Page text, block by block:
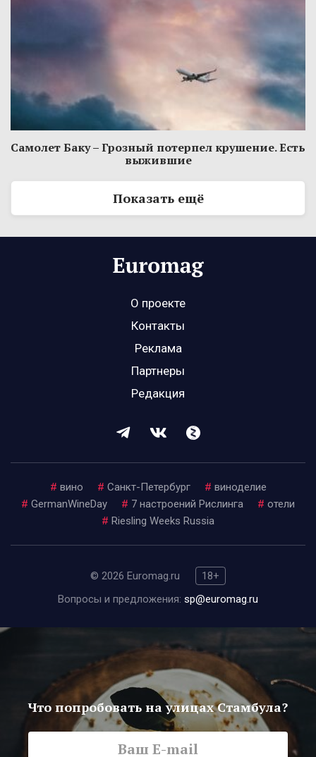
Самолет Баку – Грозный потерпел крушение. Есть
выжившие
Показать ещё
О проекте
Контакты
Реклама
Партнеры
Редакция
# вино # Санкт-Петербург # виноделие
# GermanWineDay # 7 настроений Рислинга # отели
# Riesling Weeks Russia
© 2026 Euromag.ru
18+
Вопросы и предложения: sp@euromag.ru
Что попробовать на улицах Стамбула?